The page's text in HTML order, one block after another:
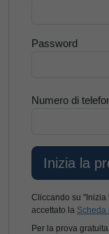
Password
Numero di
Cliccando su "Inizia
accettato la Scheda
Per la prova